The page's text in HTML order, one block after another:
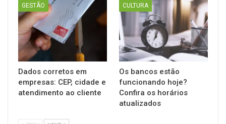
GESTÃO
Dados corretos em
empresas: CEP, cidade e
atendimento ao cliente
CULTURA
Os bancos estão
funcionando hoje?
Confira os horários
atualizados